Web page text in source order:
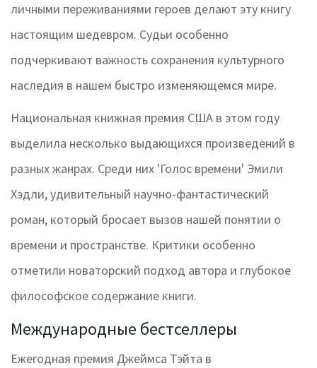
личными переживаниями героев делают эту книгу
настоящим шедевром. Судьи особенно
подчеркивают важность сохранения культурного
наследия в нашем быстро изменяющемся мире.
Национальная книжная премия США в этом году
выделила несколько выдающихся произведений в
разных жанрах. Среди них 'Голос времени' Эмили
Хэдли, удивительный научно-фантастический
роман, который бросает вызов нашей понятии о
времени и пространстве. Критики особенно
отметили новаторский подход автора и глубокое
философское содержание книги.
Международные бестселлеры
Ежегодная премия Джеймса Тэйта в